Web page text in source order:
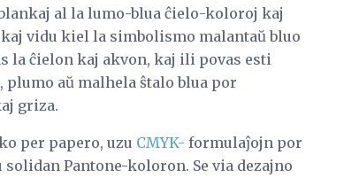
al la lumo-blua ĉielo-koloroj kaj
kaj vidu kiel la simbolismo malantaŭ bluo
la ĉielon kaj akvon, kaj ili povas esti
aŭ malhela ŝtalo blua por
griza.
per papero, uzu CMYK- formulaĵojn por
Pantone-koloron. Se via dezajno